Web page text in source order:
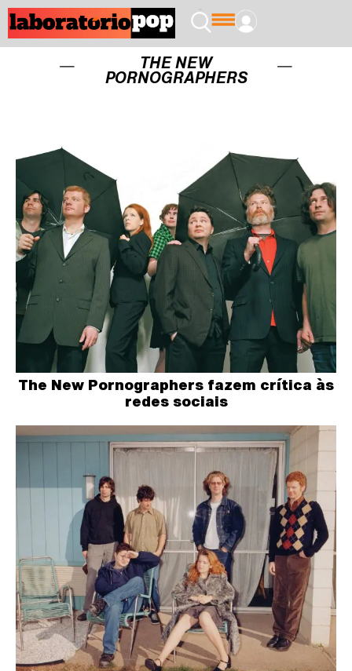
THE NEW
PORNOGRAPHERS
The New Pornographers fazem crítica às
redes sociais